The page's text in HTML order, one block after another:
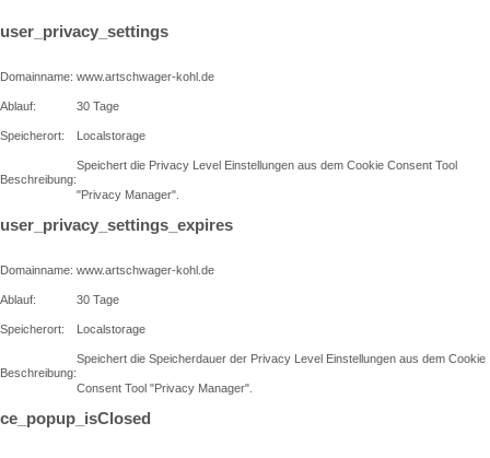
user_privacy_settings
Domainname: www.artschwager-kohl.de
Ablauf: 30 Tage
Speicherort: Localstorage
Beschreibung:
Speichert die Privacy Level Einstellungen aus dem Cookie Consent Tool
"Privacy Manager".
user_privacy_settings_expires
Domainname: www.artschwager-kohl.de
Ablauf: 30 Tage
Speicherort: Localstorage
Beschreibung:
Speichert die Speicherdauer der Privacy Level Einstellungen aus dem Cookie
Consent Tool "Privacy Manager".
ce_popup_isClosed